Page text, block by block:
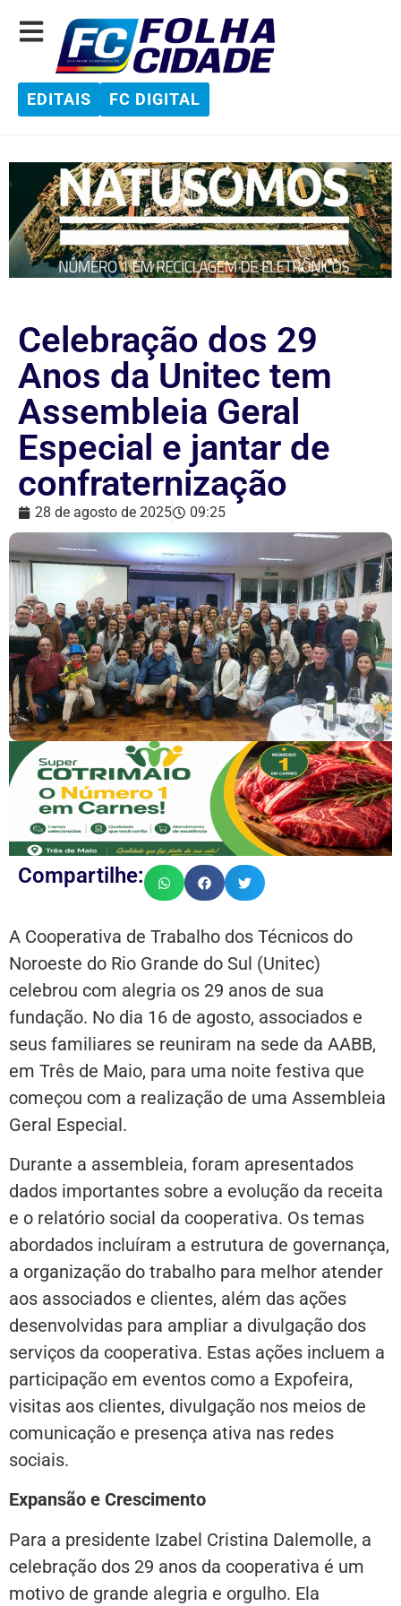
EDITAIS FC DIGITAL
Celebração dos 29
Anos da Unitec tem
Assembleia Geral
Especial e jantar de
confraternização
28 de agosto de 2025 09:25
Compartilhe:
A Cooperativa de Trabalho dos Técnicos do
Noroeste do Rio Grande do Sul (Unitec)
celebrou com alegria os 29 anos de sua
fundação. No dia 16 de agosto, associados e
seus familiares se reuniram na sede da AABB,
em Três de Maio, para uma noite festiva que
começou com a realização de uma Assembleia
Geral Especial.
Durante a assembleia, foram apresentados
dados importantes sobre a evolução da receita
e o relatório social da cooperativa. Os temas
abordados incluíram a estrutura de governança,
a organização do trabalho para melhor atender
aos associados e clientes, além das ações
desenvolvidas para ampliar a divulgação dos
serviços da cooperativa. Estas ações incluem a
participação em eventos como a Expofeira,
visitas aos clientes, divulgação nos meios de
comunicação e presença ativa nas redes
sociais.
Expansão e Crescimento
Para a presidente Izabel Cristina Dalemolle, a
celebração dos 29 anos da cooperativa é um
motivo de grande alegria e orgulho. Ela